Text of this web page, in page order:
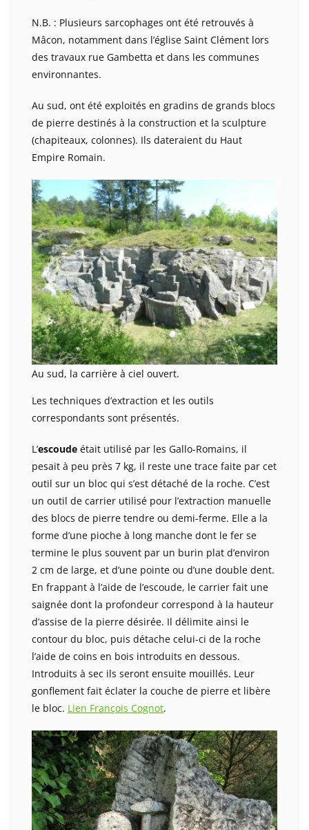
N.B. : Plusieurs sarcophages ont été retrouvés à
Mâcon, notamment dans l’église Saint Clément lors
des travaux rue Gambetta et dans les communes
environnantes.
Au sud, ont été exploités en gradins de grands blocs
de pierre destinés à la construction et la sculpture
(chapiteaux, colonnes). Ils dateraient du Haut
Empire Romain.
Au sud, la carrière à ciel ouvert.
Les techniques d’extraction et les outils
correspondants sont présentés.
L’escoude était utilisé par les Gallo-Romains, il
pesait à peu près 7 kg, il reste une trace faite par cet
outil sur un bloc qui s’est détaché de la roche. C’est
un outil de carrier utilisé pour l’extraction manuelle
des blocs de pierre tendre ou demi-ferme. Elle a la
forme d’une pioche à long manche dont le fer se
termine le plus souvent par un burin plat d’environ
2 cm de large, et d’une pointe ou d’une double dent.
En frappant à l’aide de l’escoude, le carrier fait une
saignée dont la profondeur correspond à la hauteur
d’assise de la pierre désirée. Il délimite ainsi le
contour du bloc, puis détache celui-ci de la roche
l’aide de coins en bois introduits en dessous.
Introduits à sec ils seront ensuite mouillés. Leur
gonflement fait éclater la couche de pierre et libère
le bloc. Lien François Cognot.